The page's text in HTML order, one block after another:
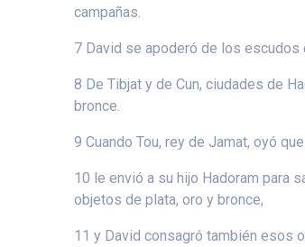
campañas.
7 David se apoderó de los
8 De Tibjat y de Cun, ciudades de
bronce.
9 Cuando Tou, rey de Jamat, oyó
10 le envió a su hijo Hadoram para
objetos de plata, oro y bronce,
11 y David consagró también esos